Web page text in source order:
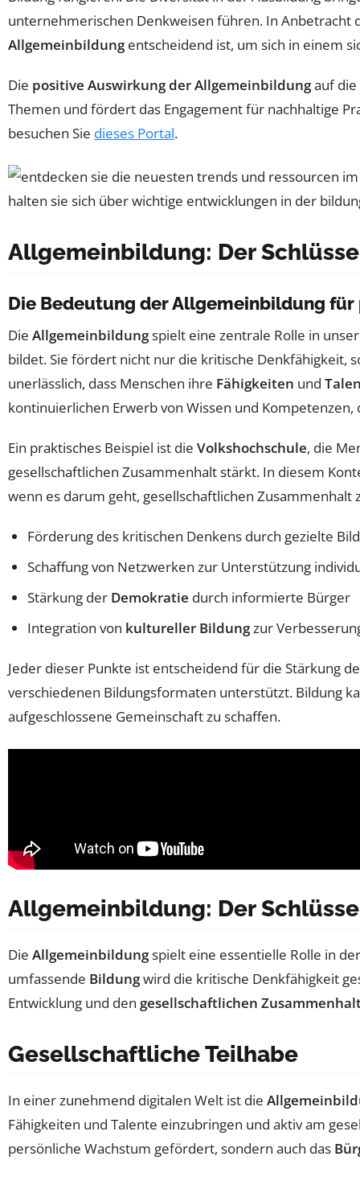
unternehmerischen Denkweisen führen. In Anbetracht
Allgemeinbildungentscheidend ist, um sich in einem
Die positive Auswirkung der Allgemeinbildungauf die
Themen und fördert das Engagement für nachhaltige
besuchen Sie dieses Portal.
Allgemeinbildung: Der
Die Bedeutung der Allgemeinbildung
Die Allgemeinbildungspielt eine zentrale Rolle in
bildet. Sie fördert nicht nur die kritische Denkfähigkeit,
unerlässlich, dass Menschen ihre Fähigkeiten und
kontinuierlichen Erwerb von Wissen und
Ein praktisches Beispiel ist die Volkshochschule, die
gesellschaftlichen Zusammenhalt stärkt. In diesem
wenn es darum geht, gesellschaftlichen Zusammenhalt
Förderung des kritischen Denkens durch gezielte
Schaffung von Netzwerken zur Unterstützung
Stärkung der Demokratie durch informierte Bürger
Integration von kultureller Bildungzur
Jeder dieser Punkte ist entscheidend für die Stärkung
verschiedenen Bildungsformaten unterstützt. Bildung
aufgeschlossene Gemeinschaft zu schaffen.
Allgemeinbildung: Der
Die Allgemeinbildungspielt eine essentielle Rolle in
umfassende Bildungwird die kritische Denkfähigkeit
Entwicklung und den gesellschaftlichen
Gesellschaftliche Teilhabe
In einer zunehmend digitalen Welt ist die
Fähigkeiten und Talente einzubringen und aktiv am
persönliche Wachstum gefördert, sondern auch das